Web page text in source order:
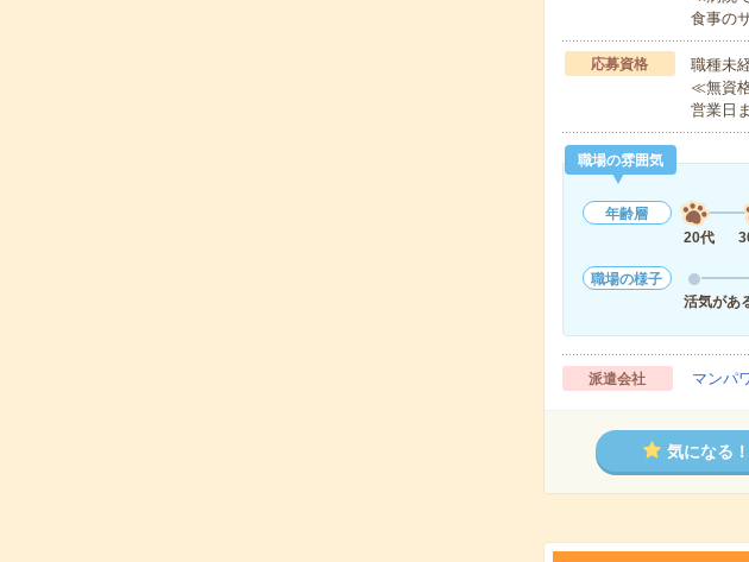
食事の
応募資格
職種未
≪無資
営業日
職場の雰囲気
年齢層
20代
職場の様子
活気があ
派遣会社 マンパ
気になる！